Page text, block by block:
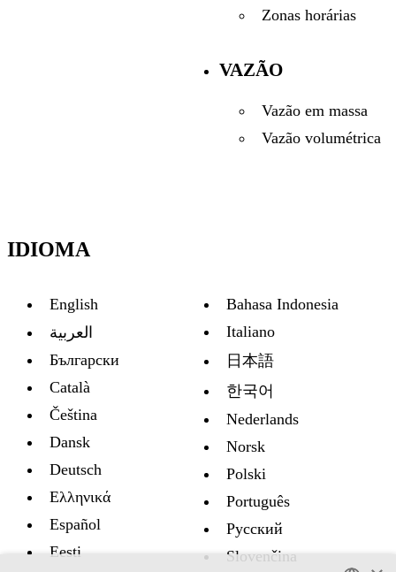
Zonas horárias
VAZÃO
Vazão em massa
Vazão volumétrica
IDIOMA
English
العربية
Български
Català
Čeština
Dansk
Deutsch
Ελληνικά
Español
Eesti
Bahasa Indonesia
Italiano
日本語
한국어
Nederlands
Norsk
Polski
Português
Русский
Slovenčina